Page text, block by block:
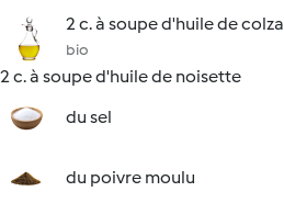
2 c. à soupe d'huile de colza
bio
2 c. à soupe d'huile de noisette
du sel
du poivre moulu